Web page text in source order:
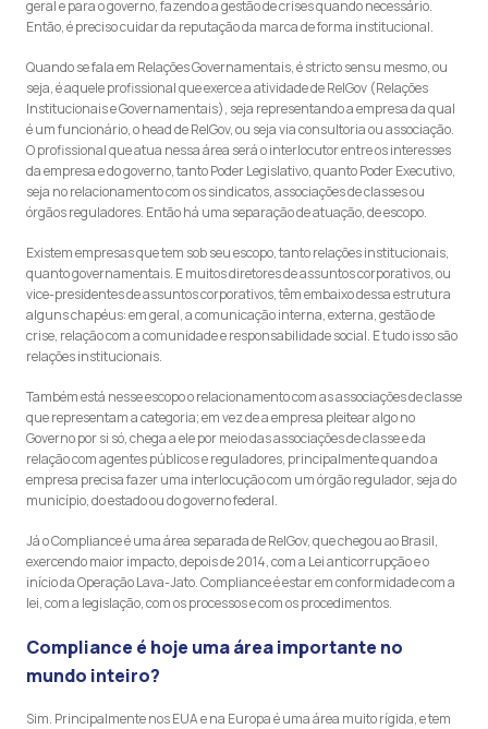
geral e para o governo, fazendo a gestão de crises quando necessário.
Então, é preciso cuidar da reputação da marca de forma institucional.
Quando se fala em Relações Governamentais, é stricto sensu mesmo, ou
seja, é aquele profissional que exerce a atividade de RelGov (Relações
Institucionais e Governamentais), seja representando a empresa da qual
é um funcionário, o head de RelGov, ou seja via consultoria ou associação.
O profissional que atua nessa área será o interlocutor entre os interesses
da empresa e do governo, tanto Poder Legislativo, quanto Poder Executivo,
seja no relacionamento com os sindicatos, associações de classes ou
órgãos reguladores. Então há uma separação de atuação, de escopo.
Existem empresas que tem sob seu escopo, tanto relações institucionais,
quanto governamentais. E muitos diretores de assuntos corporativos, ou
vice-presidentes de assuntos corporativos, têm embaixo dessa estrutura
alguns chapéus: em geral, a comunicação interna, externa, gestão de
crise, relação com a comunidade e responsabilidade social. E tudo isso são
relações institucionais.
Também está nesse escopo o relacionamento com as associações de classe
que representam a categoria; em vez de a empresa pleitear algo no
Governo por si só, chega a ele por meio das associações de classe e da
relação com agentes públicos e reguladores, principalmente quando a
empresa precisa fazer uma interlocução com um órgão regulador, seja do
município, do estado ou do governo federal.
Já o Compliance é uma área separada de ReIGov, que chegou ao Brasil,
exercendo maior impacto, depois de 2014, com a Lei anticorrupção e o
início da Operação Lava-Jato. Compliance é estar em conformidade com a
lei, com a legislação, com os processos e com os procedimentos.
Compliance é hoje uma área importante no
mundo inteiro?
Sim. Principalmente nos EUA e na Europa é uma área muito rígida, e tem